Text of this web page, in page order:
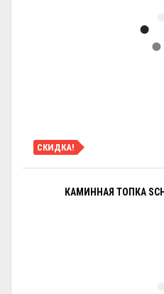
СКИДКА!
КАМИННАЯ ТОПКА